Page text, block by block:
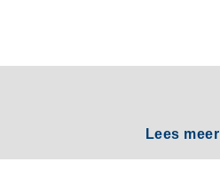
Lees meer